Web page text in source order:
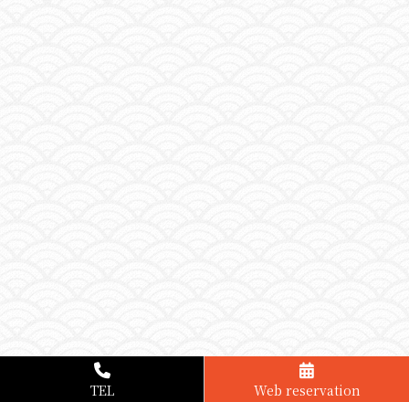
TEL Web reservation